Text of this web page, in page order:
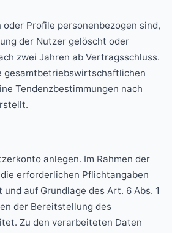
oder Profile personenbezogen sind,
der Nutzer gelöscht oder
zwei Jahren ab Vertragsschluss.
gesamtbetriebswirtschaftlichen
Tendenzbestimmungen nach
anlegen. Im Rahmen der
erforderlichen Pflichtangaben
auf Grundlage des Art. 6 Abs. 1
der Bereitstellung des
Zu den verarbeiteten Daten